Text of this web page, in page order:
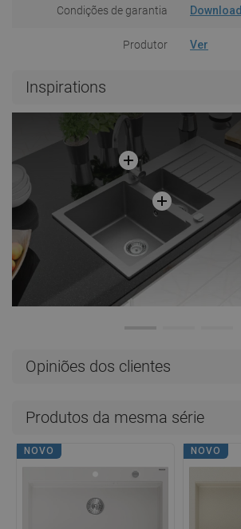
Condições de garantia Download
Produtor Ver
Inspirations
Opiniões dos clientes
Produtos da mesma série
NOVO NOVO